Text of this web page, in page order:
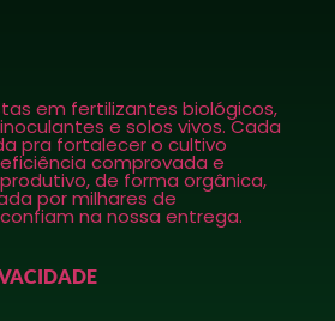
em fertilizantes biológicos,
e solos vivos. Cada
pra fortalecer o cultivo
comprovada e
de forma orgânica,
por milhares de
na nossa entrega.